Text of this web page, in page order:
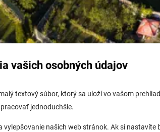
vašich osobných údajov
textový súbor, ktorý sa uloží vo vašom
jednoduchšie.
našich web stránok. Ak si
- životné prostredie